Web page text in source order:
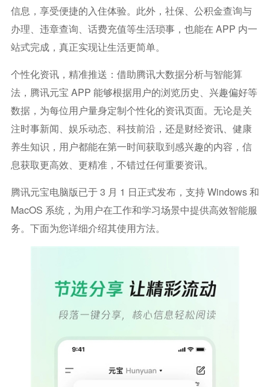
信息，享受便捷的入住体验。此外，社保、公积金查询与
办理、违章查询、话费充值等生活琐事，也能在 APP 内一
站式完成，真正实现让生活更简单。
个性化资讯，精准推送：借助腾讯大数据分析与智能算
法，腾讯元宝 APP 能够根据用户的浏览历史、兴趣偏好等
数据，为每位用户量身定制个性化的资讯页面。无论是关
注时事新闻、娱乐动态、科技前沿，还是财经资讯、健康
养生知识，用户都能在第一时间获取到感兴趣的内容，信
息获取更高效、更精准，不错过任何重要资讯。
腾讯元宝电脑版已于 3 月 1 日正式发布，支持 Windows 和
MacOS 系统，为用户在工作和学习场景中提供高效智能服
务。下面为您详细介绍其使用方法。